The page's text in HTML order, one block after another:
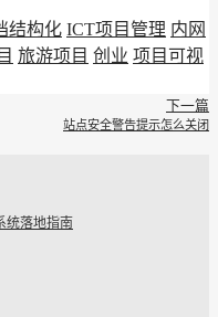
结构化 ICT项目管理 内网
旅游项目 创业 项目可视
下一篇
站点安全警告提示怎么关闭
统落地指南